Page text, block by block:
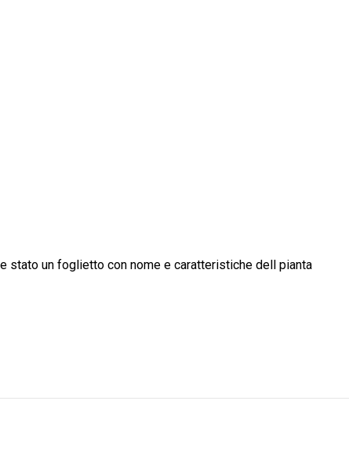
stato un foglietto con nome e caratteristiche dell pianta